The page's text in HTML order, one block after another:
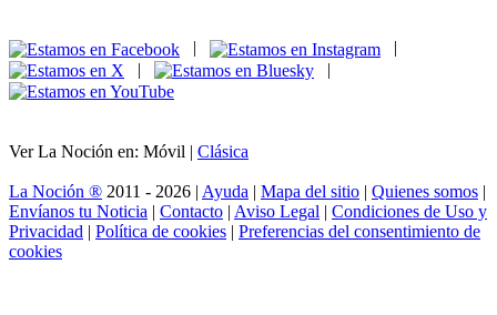
|
|
Ver La Noción en: Móvil | Clásica
La Noción ® 2011 - 2026 | Ayuda | Mapa del sitio | Quienes somos |
Envíanos tu Noticia | Contacto | Aviso Legal | Condiciones de Uso y
Privacidad | Política de cookies | Preferencias del consentimiento de
cookies